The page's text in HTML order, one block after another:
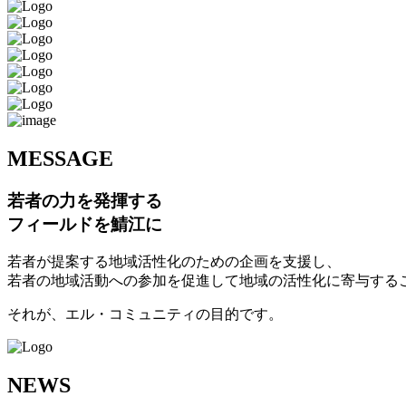
MESSAGE
若者の力を発揮する
フィールドを鯖江に
若者が提案する地域活性化のための企画を支援し、
若者の地域活動への参加を促進して地域の活性化に寄与する
それが、エル・コミュニティの目的です。
NEWS